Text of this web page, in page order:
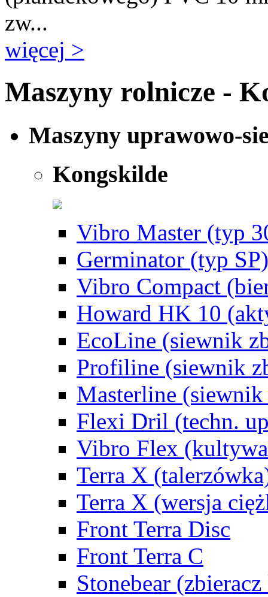
zw...
więcej >
Maszyny rolnicze -
Maszyny uprawowo-
Kongskilde
Vibro Master (typ
Germinator (typ SP)
Vibro Compact
Howard HK 10
EcoLine (siewnik
Profiline (siewnik
Masterline
Flexi Dril (techn.
Vibro Flex
Terra X
Terra X (wersja
Front Terra Disc
Front Terra C
Stonebear